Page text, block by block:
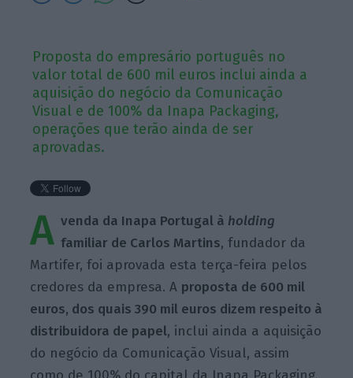
Proposta do empresário português no
valor total de 600 mil euros inclui ainda a
aquisição do negócio da Comunicação
Visual e de 100% da Inapa Packaging,
operações que terão ainda de ser
aprovadas.
A venda da Inapa Portugal à holding
familiar de Carlos Martins, fundador da
Martifer, foi aprovada esta terça-feira pelos
credores da empresa. A proposta de 600 mil
euros, dos quais 390 mil euros dizem respeito à
distribuidora de papel, inclui ainda a aquisição
do negócio da Comunicação Visual, assim